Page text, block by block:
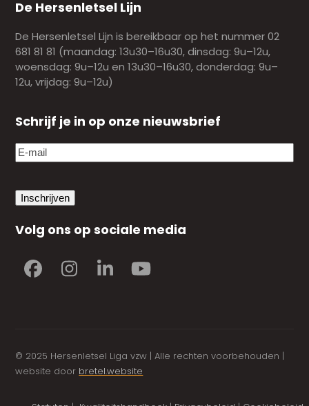
De Hersenletsel Lijn
De Hersenletsel Lijn is bereikbaar op het nummer 02
681 81 81 (maandag: 13u30–16u30, dinsdag: 9u–12u,
woensdag: 9u–12u en 13u30–16u30, donderdag: 9u–
12u, vrijdag: 9u–12u)
Schrijf je in op onze nieuwsbrief
E-
mail(Vereist)
Volg ons op sociale media
Facebook
Instagram
LinkedInYouTube
© 2025 Hersenletsel Liga vzw | Alle rechten voorbehouden |
website door bretel.website